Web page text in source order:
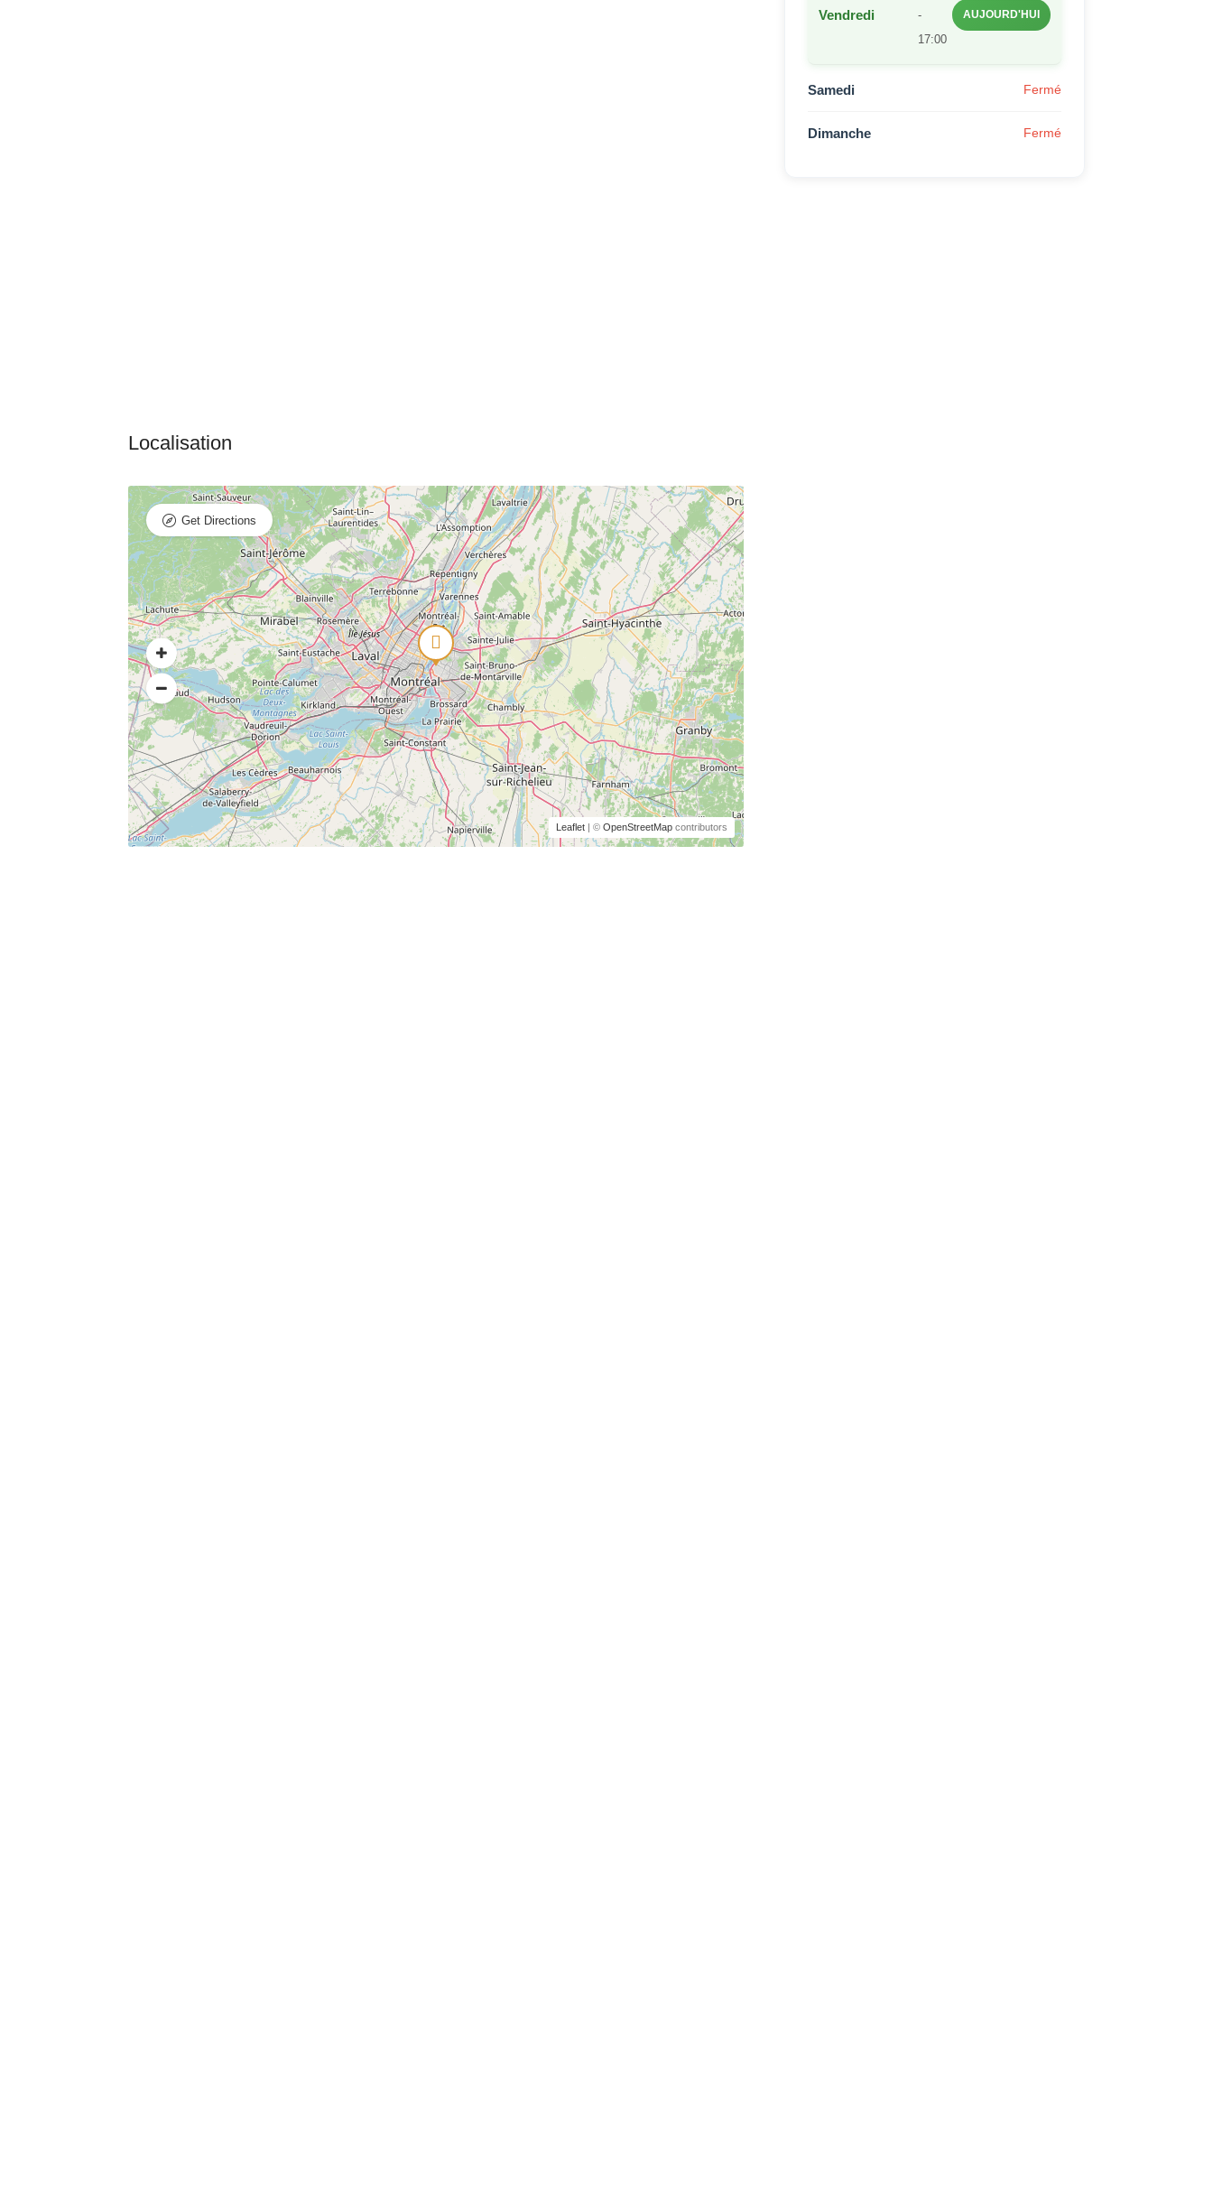
Leaflet| © OpenStreetMapcontributors
Get Directions
Vendredi
-
17:00
AUJOURD'HUI
Samedi Fermé
Dimanche Fermé